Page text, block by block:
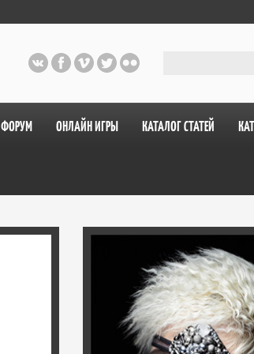
ФОРУМ ОНЛАЙН ИГРЫ КАТАЛОГ СТАТЕЙ